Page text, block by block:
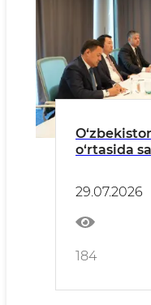
o‘rtasida
surish
qilindi
29.07.2026
184